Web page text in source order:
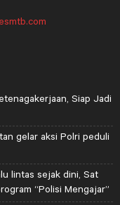
Siap Jadi
gelar aksi Polri peduli
lintas sejak dini, Sat
“Polisi Mengajar”